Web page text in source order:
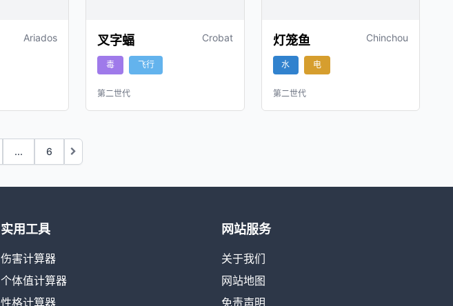
Ariados 叉字蝠 Crobat
毒 飞行
第二世代
灯笼鱼 Chinchou
水 电
第二世代
... 6
实用工具
伤害计算器
个体值计算器
性格计算器
网站服务
关于我们
网站地图
免责声明